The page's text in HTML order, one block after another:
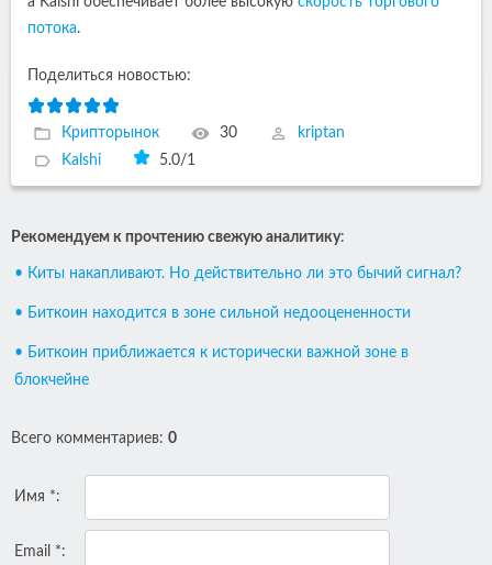
потока.
Поделиться новостью:
Крипторынок 30
kriptan
Kalshi
5.0/1
Рекомендуем к прочтению свежую аналитику:
• Киты накапливают. Но действительно ли это бычий сигнал?
• Биткоин находится в зоне сильной недооцененности
• Биткоин приближается к исторически важной зоне в
блокчейне
Всего комментариев: 0
Имя *:
Email *: